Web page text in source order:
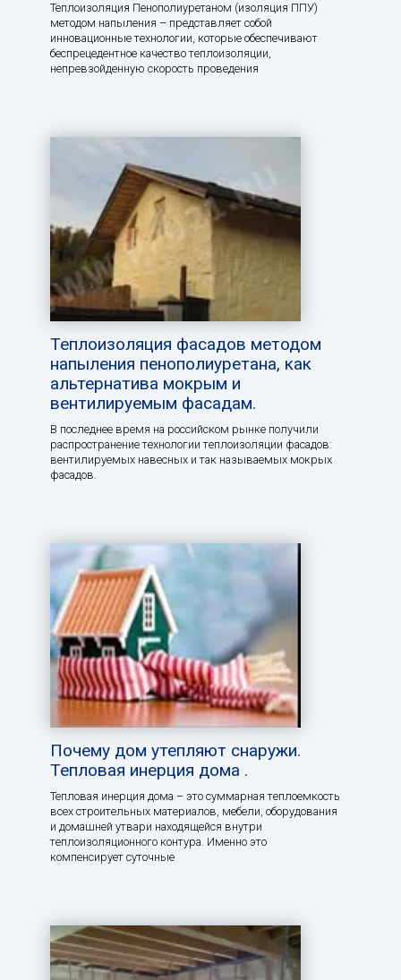
Теплоизоляция Пенополиуретаном (изоляция ППУ)
методом напыления – представляет собой
инновационные технологии, которые обеспечивают
беспрецедентное качество теплоизоляции,
непревзойденную скорость проведения
Теплоизоляция фасадов методом
напыления пенополиуретана, как
альтернатива мокрым и
вентилируемым фасадам.
В последнее время на российском рынке получили
распространение технологии теплоизоляции фасадов:
вентилируемых навесных и так называемых мокрых
фасадов.
Почему дом утепляют снаружи.
Тепловая инерция дома .
Тепловая инерция дома – это суммарная теплоемкость
всех строительных материалов, мебели, оборудования
и домашней утвари находящейся внутри
теплоизоляционного контура. Именно это
компенсирует суточные